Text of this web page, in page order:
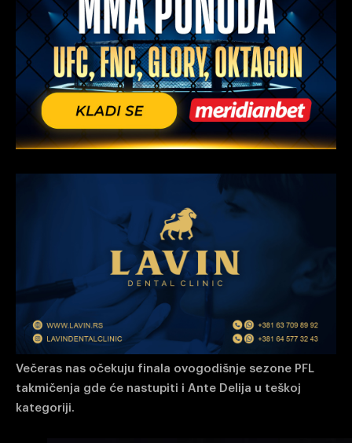
Večeras nas očekuju finala ovogodišnje sezone PFL
takmičenja gde će nastupiti i Ante Delija u teškoj
kategoriji.